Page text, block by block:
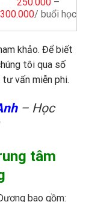
300.000/ buổi học
khảo. Để biết
tôi qua số
vấn miễn phi.
– Học
tâm
bao gồm: